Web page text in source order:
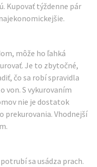
Kupovať týždenne pár
môže ho ľahká
Je to zbytočné,
čo sa robí spravidla
von. S vykurovaním
nie je dostatok
prekurovania. Vhodnejší
sa usádza prach.